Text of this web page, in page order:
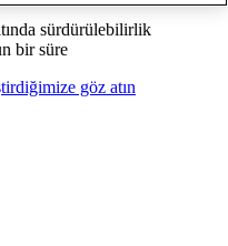
sürdürülebilirlik
bir süre
göz atın